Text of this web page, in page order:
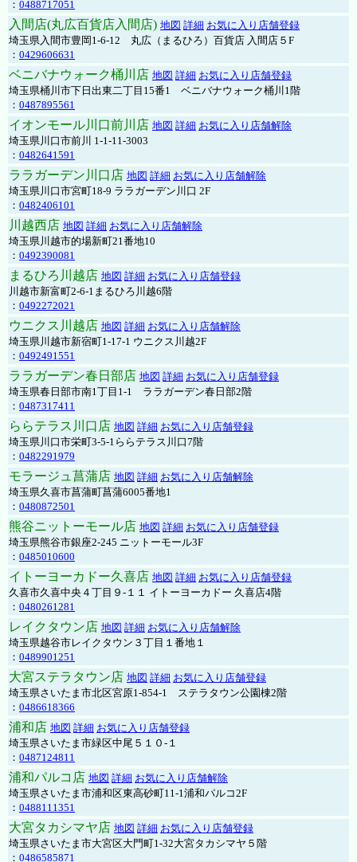
： 0488717051
入間店(丸広百貨店入間店) 地図 詳細 お気に入り店舗登録
埼玉県入間市豊岡1-6-12 丸広（まるひろ）百貨店 入間店５F
： 0429606631
ベニバナウォーク桶川店 地図 詳細 お気に入り店舗登録
埼玉県桶川市下日出東二丁目15番1 ベニバナウォーク桶川1階
： 0487895561
イオンモール川口前川店 地図 詳細 お気に入り店舗解除
埼玉県川口市前川 1-1-11-3003
： 0482641591
ララガーデン川口店 地図 詳細 お気に入り店舗解除
埼玉県川口市宮町18-9 ララガーデン川口 2F
： 0482406101
川越西店 地図 詳細 お気に入り店舗解除
埼玉県川越市的場新町21番地10
： 0492390081
まるひろ川越店 地図 詳細 お気に入り店舗登録
川越市新富町2-6-1まるひろ川越6階
： 0492272021
ウニクス川越店 地図 詳細 お気に入り店舗解除
埼玉県川越市新宿町1-17-1 ウニクス川越2F
： 0492491551
ララガーデン春日部店 地図 詳細 お気に入り店舗登録
埼玉県春日部市南1丁目1-1 ララガーデン春日部2階
： 0487317411
ららテラス川口店 地図 詳細 お気に入り店舗登録
埼玉県川口市栄町3-5-1ららテラス川口7階
： 0482291979
モラージュ菖蒲店 地図 詳細 お気に入り店舗解除
埼玉県久喜市菖蒲町菖蒲6005番地1
： 0480872501
熊谷ニットーモール店 地図 詳細 お気に入り店舗登録
埼玉県熊谷市銀座2-245 ニットーモール3F
： 0485010600
イトーヨーカドー久喜店 地図 詳細 お気に入り店舗登録
久喜市久喜中央４丁目９-１１ イトーヨーカドー 久喜店4階
： 0480261281
レイクタウン店 地図 詳細 お気に入り店舗解除
埼玉県越谷市レイクタウン３丁目１番地１
： 0489901251
大宮ステラタウン店 地図 詳細 お気に入り店舗登録
埼玉県さいたま市北区宮原1-854-1 ステラタウン公園棟2階
： 0486618366
浦和店 地図 詳細 お気に入り店舗登録
埼玉県さいたま市緑区中尾５１０-１
： 0487124811
浦和パルコ店 地図 詳細 お気に入り店舗解除
埼玉県さいたま市浦和区東高砂町11-1浦和パルコ2F
： 0488111351
大宮タカシマヤ店 地図 詳細 お気に入り店舗登録
埼玉県さいたま市大宮区大門町1-32大宮タカシマヤ５階
： 0486585871